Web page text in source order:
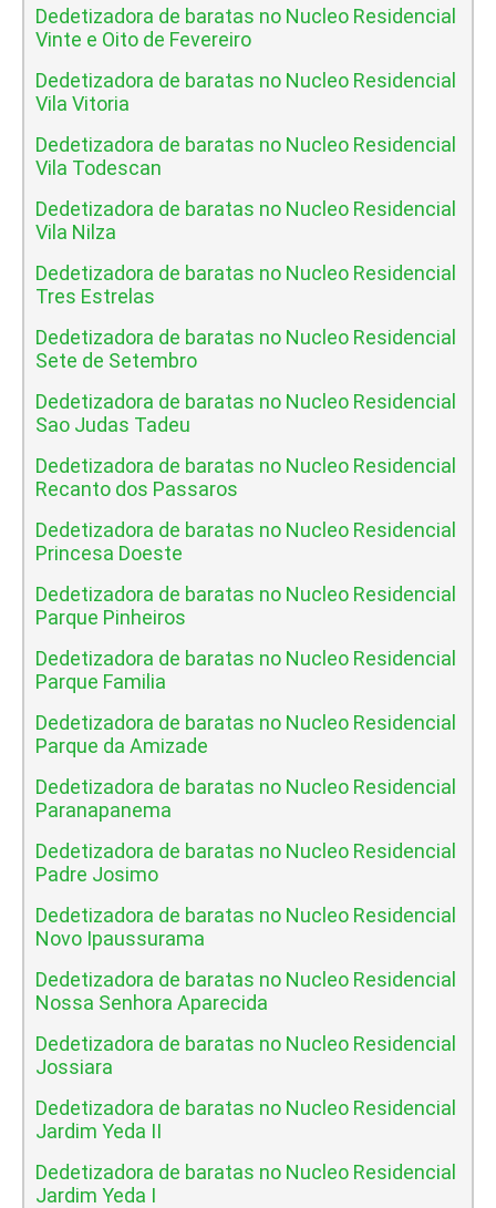
Dedetizadora de baratas no Nucleo Residencial
Vinte e Oito de Fevereiro
Dedetizadora de baratas no Nucleo Residencial
Vila Vitoria
Dedetizadora de baratas no Nucleo Residencial
Vila Todescan
Dedetizadora de baratas no Nucleo Residencial
Vila Nilza
Dedetizadora de baratas no Nucleo Residencial
Tres Estrelas
Dedetizadora de baratas no Nucleo Residencial
Sete de Setembro
Dedetizadora de baratas no Nucleo Residencial
Sao Judas Tadeu
Dedetizadora de baratas no Nucleo Residencial
Recanto dos Passaros
Dedetizadora de baratas no Nucleo Residencial
Princesa Doeste
Dedetizadora de baratas no Nucleo Residencial
Parque Pinheiros
Dedetizadora de baratas no Nucleo Residencial
Parque Familia
Dedetizadora de baratas no Nucleo Residencial
Parque da Amizade
Dedetizadora de baratas no Nucleo Residencial
Paranapanema
Dedetizadora de baratas no Nucleo Residencial
Padre Josimo
Dedetizadora de baratas no Nucleo Residencial
Novo Ipaussurama
Dedetizadora de baratas no Nucleo Residencial
Nossa Senhora Aparecida
Dedetizadora de baratas no Nucleo Residencial
Jossiara
Dedetizadora de baratas no Nucleo Residencial
Jardim Yeda II
Dedetizadora de baratas no Nucleo Residencial
Jardim Yeda I